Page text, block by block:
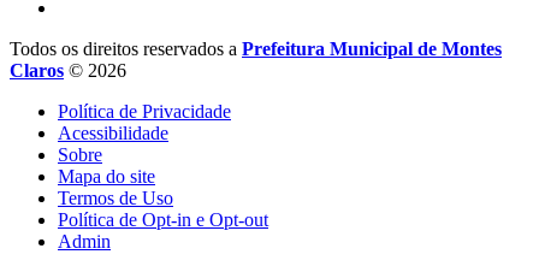
Todos os direitos reservados a Prefeitura Municipal de Montes
Claros © 2026
Política de Privacidade
Acessibilidade
Sobre
Mapa do site
Termos de Uso
Política de Opt-in e Opt-out
Admin